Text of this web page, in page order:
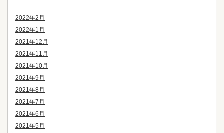
2022年2月
2022年1月
2021年12月
2021年11月
2021年10月
2021年9月
2021年8月
2021年7月
2021年6月
2021年5月